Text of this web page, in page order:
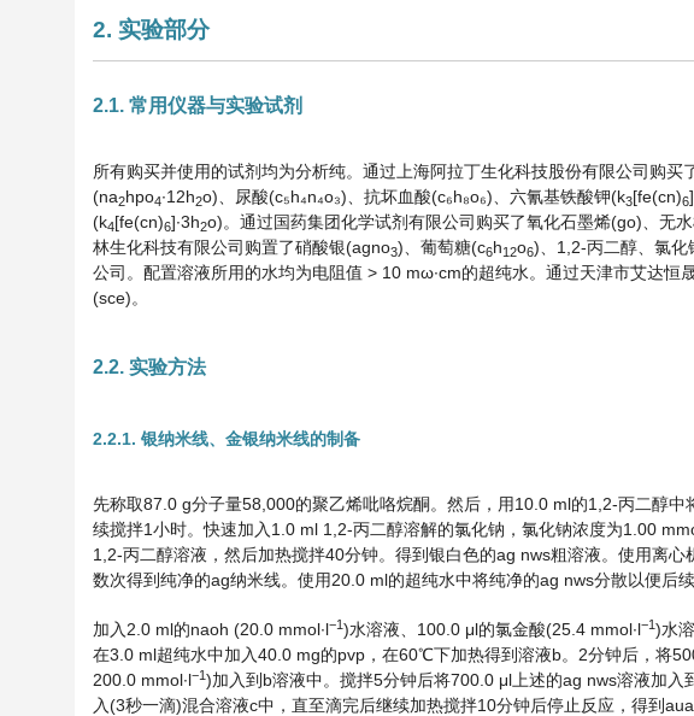
2. 实验部分
2.1. 常用仪器与实验试剂
所有购买并使用的试剂均为分析纯。通过上海阿拉丁生化科技股份有限公司购买
(na2hpo4∙12h2o)、尿酸(c₅h₄n₄o₃)、抗坏血酸(c₆h₈o₆)、六氰基铁酸钾(k3[fe(cn)6
(k4[fe(cn)6]∙3h2o)。通过国药集团化学试剂有限公司购买了氧化石墨烯(go)、无
林生化科技有限公司购置了硝酸银(agno3)、葡萄糖(c6h12o6)、1,2-丙二醇、氯
公司。配置溶液所用的水均为电阻值 > 10 mω∙cm的超纯水。通过天津市艾达
(sce)。
2.2. 实验方法
2.2.1. 银纳米线、金银纳米线的制备
先称取87.0 g分子量58,000的聚乙烯吡咯烷酮。然后，用10.0 ml的1,2-丙二醇
续搅拌1小时。快速加入1.0 ml 1,2-丙二醇溶解的氯化钠，氯化钠浓度为1.00
1,2-丙二醇溶液，然后加热搅拌40分钟。得到银白色的ag nws粗溶液。使用离
数次得到纯净的ag纳米线。使用20.0 ml的超纯水中将纯净的ag nws分散以便后续
加入2.0 ml的naoh (20.0 mmol∙l−1)水溶液、100.0 μl的氯金酸(25.4 mmol∙l−1)水
在3.0 ml超纯水中加入40.0 mg的pvp，在60℃下加热得到溶液b。2分钟后，将
200.0 mmol∙l−1)加入到b溶液中。搅拌5分钟后将700.0 μl上述的ag nws溶液加
入(3秒一滴)混合溶液c中，直至滴完后继续加热搅拌10分钟后停止反应，得到